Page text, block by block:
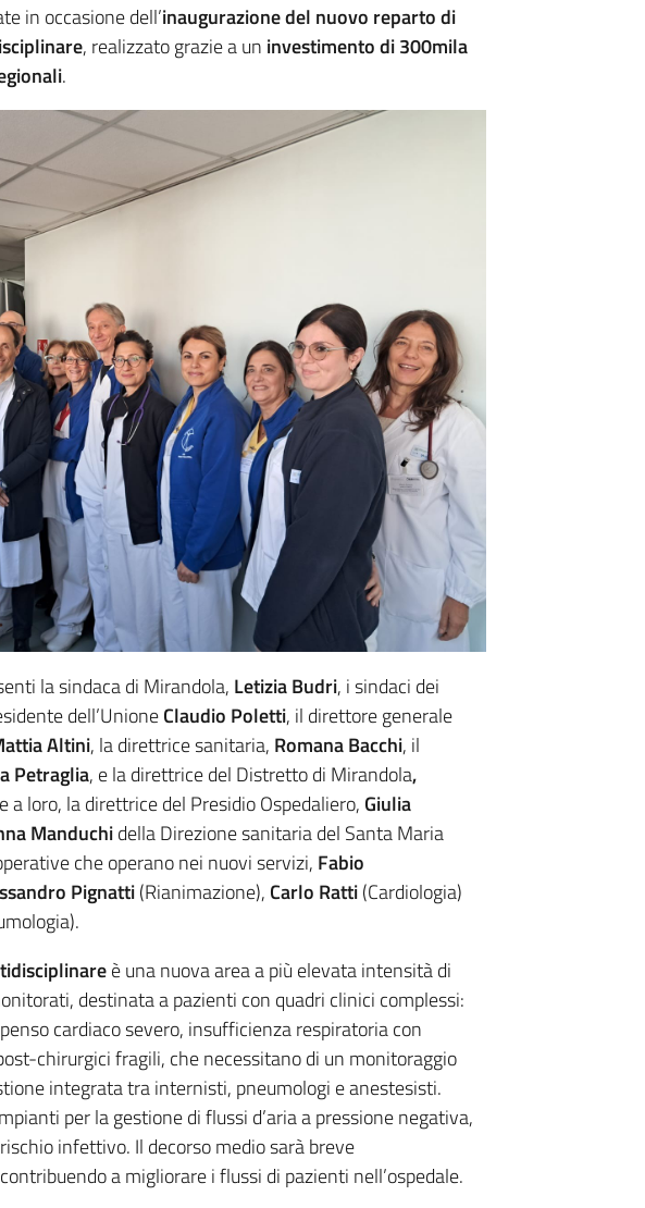
in occasione dell’inaugurazione del nuovo reparto di
, realizzato grazie a un investimento di 300mila
.
la sindaca di Mirandola, Letizia Budri, i sindaci dei
dell’UnioneClaudio Poletti, il direttore generale
Altini, la direttrice sanitaria, Romana Bacchi, il
Petraglia, e la direttrice del Distretto di Mirandola,
a loro, la direttrice del Presidio Ospedaliero, Giulia
Manduchidella Direzione sanitaria del Santa Maria
che operano nei nuovi servizi, Fabio
Pignatti(Rianimazione), Carlo Ratti(Cardiologia)
è una nuova area a più elevata intensità di
destinata a pazienti con quadri clinici complessi:
cardiaco severo, insufficienza respiratoria con
chirurgici fragili, che necessitano di un monitoraggio
integrata tra internisti, pneumologi e anestesisti.
per la gestione di flussi d’aria a pressione negativa,
infettivo. Il decorso medio sarà breve
a migliorare i flussi di pazienti nell’ospedale.